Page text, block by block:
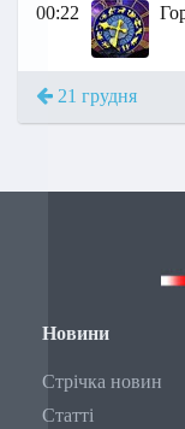
00:22
21 грудня
Новини
Стрічка новин
Статті